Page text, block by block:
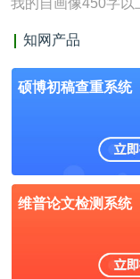
我的自画像450字以
知网产品
硕博初稿查重系统
维普论文检测系统